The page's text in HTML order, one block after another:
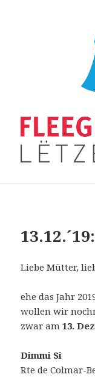
Liebe Mütter,
ehe das Jahr
wollen wir
zwar am13.
Dimmi Si
Rte de Colmar-